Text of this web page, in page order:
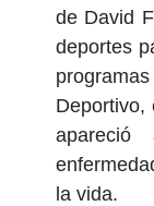
de David
deportes
Deportivo,
la vida.